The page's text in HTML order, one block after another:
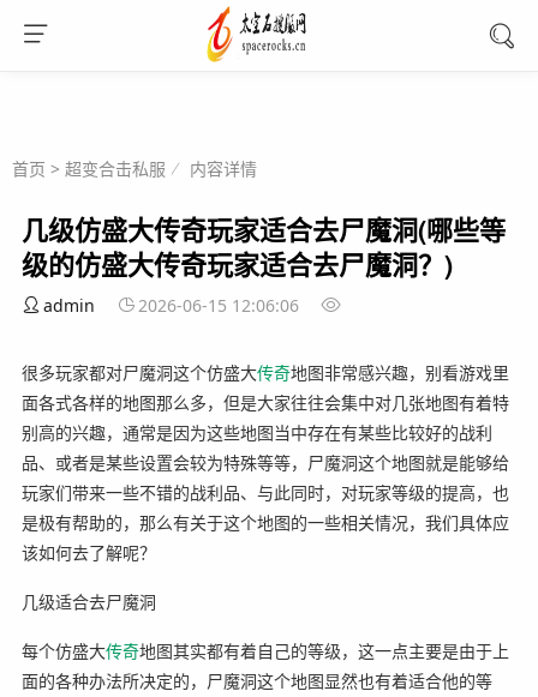
首页 > 超变合击私服 内容详情
几级仿盛大传奇玩家适合去尸魔洞(哪些等
级的仿盛大传奇玩家适合去尸魔洞？)
admin 2026-06-15 12:06:06
很多玩家都对尸魔洞这个仿盛大传奇地图非常感兴趣，别看游戏里
面各式各样的地图那么多，但是大家往往会集中对几张地图有着特
别高的兴趣，通常是因为这些地图当中存在有某些比较好的战利
品、或者是某些设置会较为特殊等等，尸魔洞这个地图就是能够给
玩家们带来一些不错的战利品、与此同时，对玩家等级的提高，也
是极有帮助的，那么有关于这个地图的一些相关情况，我们具体应
该如何去了解呢？
几级适合去尸魔洞
每个仿盛大传奇地图其实都有着自己的等级，这一点主要是由于上
面的各种办法所决定的，尸魔洞这个地图显然也有着适合他的等